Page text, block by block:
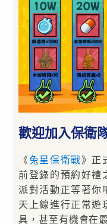
歡迎加入保衛
《兔星保衛戰》正
前登錄的預約好禮
派對活動正等著你
天上線進行正常遊
具，甚至有機會在